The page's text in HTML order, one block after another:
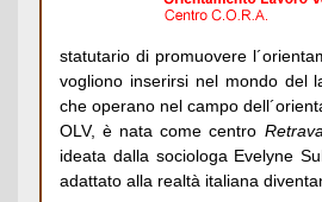
statutario di promuovere
vogliono inserirsi nel mondo del
che operano nel campo
OLV, è nata come centro
ideata dalla sociologa Evelyne
adattato alla realtà italiana